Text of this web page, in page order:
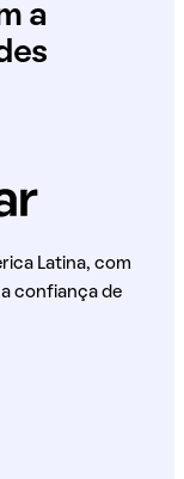
a
Latina, com
confiança de